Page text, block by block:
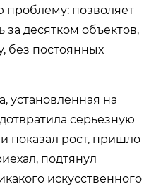
проблему: позволяет
за десятком объектов,
без постоянных
установленная на
серьезную
показал рост, пришло
подтянул
искусственного